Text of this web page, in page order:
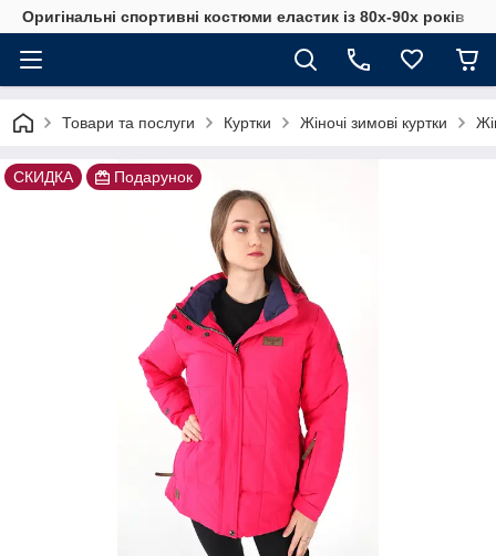
Оригінальні спортивні костюми еластик із 80х-90х років
Товари та послуги Куртки Жіночі зимові куртки
СКИДКА Подарунок